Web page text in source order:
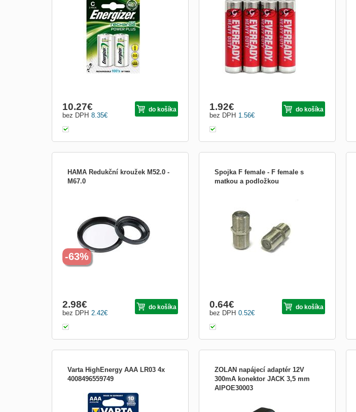
(R14), 2500 mAh, balenie 2 ks
8.35€
bez DPH
10.27€ do košíka
ks v balení
1.56€
bez DPH
1.92€ do košíka
HAMA Redukční kroužek M52.0 -
M67.0
2.42€
bez DPH
2.98€ do košíka
-63%
Spojka F female - F female s
matkou a podložkou
0.52€
bez DPH
0.64€ do košíka
Varta HighEnergy AAA LR03 4x
4008496559749
Alkalická batéria AAA (LR03), pre prístroje
s vysokou spotrebou energie
ZOLAN napájecí adaptér 12V
300mA konektor JACK 3,5 mm
AIPOE30003